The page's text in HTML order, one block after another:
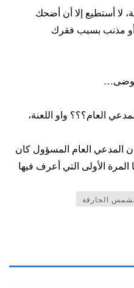
أو مذنب بسبب فقرك
العام؟؟؟ واو اللعنة،
المدعي العام المسؤول كان
الأولى التي أعرف فيها
الحارقة